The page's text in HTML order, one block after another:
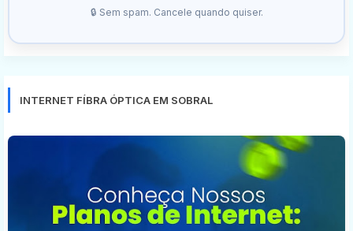
🔒 Sem spam. Cancele quando quiser.
INTERNET FÍBRA ÓPTICA EM SOBRAL